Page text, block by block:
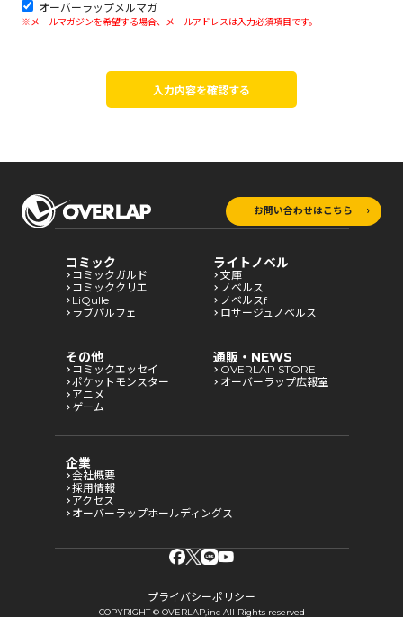
オーバーラップメルマガ
※メールマガジンを希望する場合、メールアドレスは入力必須項目です。
入力内容を確認する
お問い合わせはこちら
コミック
コミックガルド
コミッククリエ
LiQulle
ラブパルフェ
ライトノベル
文庫
ノベルス
ノベルスf
ロサージュノベルス
その他
コミックエッセイ
ポケットモンスター
アニメ
ゲーム
通販・NEWS
OVERLAP STORE
オーバーラップ広報室
企業
会社概要
採用情報
アクセス
オーバーラップホールディングス
プライバシーポリシー
COPYRIGHT © OVERLAP,inc All Rights reserved